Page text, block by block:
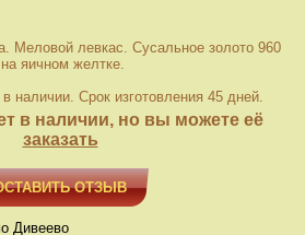
Меловой левкас. Сусальное золото 960
яичном желтке.
в наличии. Срок изготовления 45 дней.
в наличии, но вы можете её
заказать
ОТЗЫВ
Дивеево